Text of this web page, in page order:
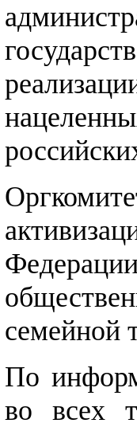
семейной
По
во всех